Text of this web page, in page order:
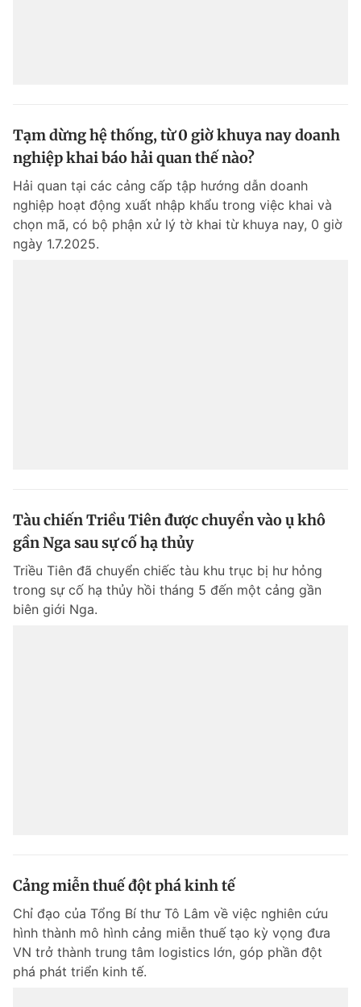
Tạm dừng hệ thống, từ 0 giờ khuya nay doanh
nghiệp khai báo hải quan thế nào?
Hải quan tại các cảng cấp tập hướng dẫn doanh
nghiệp hoạt động xuất nhập khẩu trong việc khai và
chọn mã, có bộ phận xử lý tờ khai từ khuya nay, 0 giờ
ngày 1.7.2025.
Tàu chiến Triều Tiên được chuyển vào ụ khô
gần Nga sau sự cố hạ thủy
Triều Tiên đã chuyển chiếc tàu khu trục bị hư hỏng
trong sự cố hạ thủy hồi tháng 5 đến một cảng gần
biên giới Nga.
Cảng miễn thuế đột phá kinh tế
Chỉ đạo của Tổng Bí thư Tô Lâm về việc nghiên cứu
hình thành mô hình cảng miễn thuế tạo kỳ vọng đưa
VN trở thành trung tâm logistics lớn, góp phần đột
phá phát triển kinh tế.